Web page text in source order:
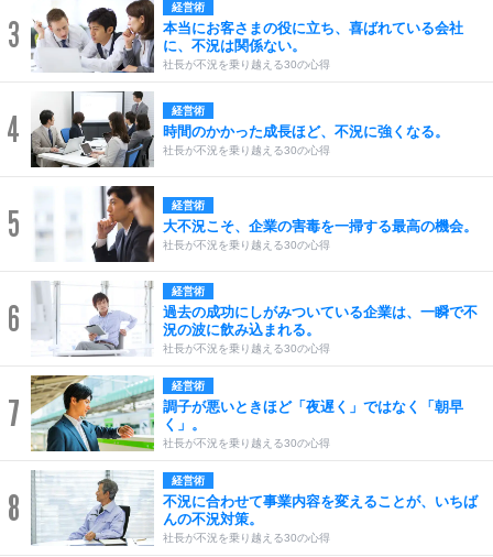
3
経営術
本当にお客さまの役に立ち、喜ばれている会社
に、不況は関係ない。
社長が不況を乗り越える30の心得
4 経営術
時間のかかった成長ほど、不況に強くなる。
社長が不況を乗り越える30の心得
5 経営術
大不況こそ、企業の害毒を一掃する最高の機会。
社長が不況を乗り越える30の心得
6
経営術
過去の成功にしがみついている企業は、一瞬で不
況の波に飲み込まれる。
社長が不況を乗り越える30の心得
7
経営術
調子が悪いときほど「夜遅く」ではなく「朝早
く」。
社長が不況を乗り越える30の心得
8
経営術
不況に合わせて事業内容を変えることが、いちば
んの不況対策。
社長が不況を乗り越える30の心得